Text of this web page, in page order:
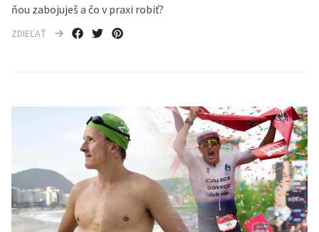
ňou zabojuješ a čo v praxi robiť?
ZDIEĽAŤ